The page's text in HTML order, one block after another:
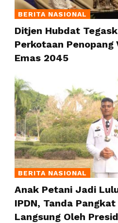
BERITA NASIONAL
Ditjen Hubdat
Perkotaan Penopang
Emas 2045
BERITA NASIONAL
Anak Petani Jadi
IPDN, Tanda
Langsung Oleh